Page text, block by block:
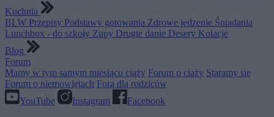
Kuchnia
BLW Przepisy Podstawy gotowania Zdrowe jedzenie Śniadania
Lunchbox - do szkoły Zupy Drugie danie Desery Kolacje
Blog
Forum
Mamy w tym samym miesiącu ciąży Forum o ciąży Staramy się
Forum o niemowlętach Fora dla rodziców
YouTube
Instagram Facebook